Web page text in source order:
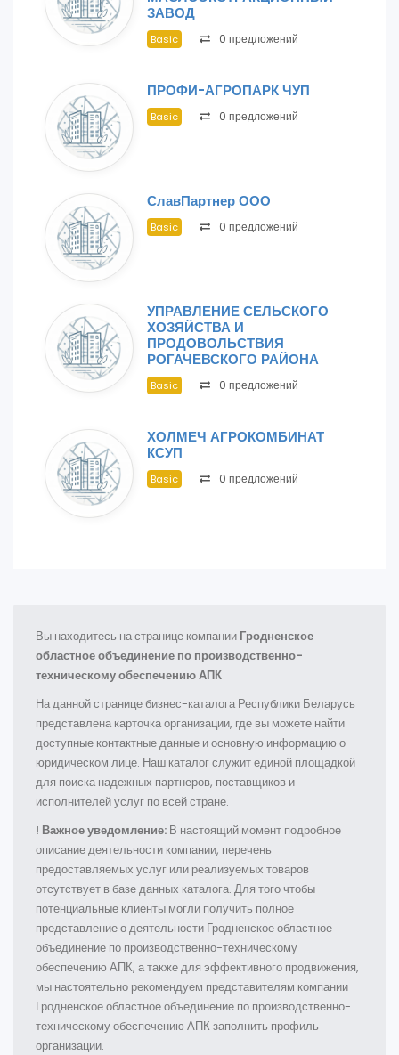
ЗАВОД
Basic 0 предложений
ПРОФИ-АГРОПАРК ЧУП
Basic 0 предложений
СлавПартнер ООО
Basic 0 предложений
УПРАВЛЕНИЕ СЕЛЬСКОГО
ХОЗЯЙСТВА И
ПРОДОВОЛЬСТВИЯ
РОГАЧЕВСКОГО РАЙОНА
Basic 0 предложений
ХОЛМЕЧ АГРОКОМБИНАТ
КСУП
Basic 0 предложений
Вы находитесь на странице компании Гродненское
областное объединение по производственно-
техническому обеспечению АПК
На данной странице бизнес-каталога Республики Беларусь
представлена карточка организации, где вы можете найти
доступные контактные данные и основную информацию о
юридическом лице. Наш каталог служит единой площадкой
для поиска надежных партнеров, поставщиков и
исполнителей услуг по всей стране.
! Важное уведомление: В настоящий момент подробное
описание деятельности компании, перечень
предоставляемых услуг или реализуемых товаров
отсутствует в базе данных каталога. Для того чтобы
потенциальные клиенты могли получить полное
представление о деятельности Гродненское областное
объединение по производственно-техническому
обеспечению АПК, а также для эффективного продвижения,
мы настоятельно рекомендуем представителям компании
Гродненское областное объединение по производственно-
техническому обеспечению АПК заполнить профиль
организации.